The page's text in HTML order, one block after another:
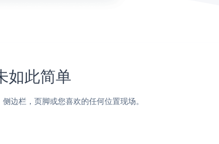
此简单
栏，页脚或您喜欢的任何位置现场。